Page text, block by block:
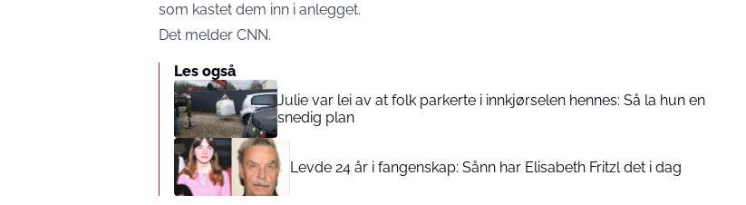
som kastet dem inn i anlegget.
Det melder CNN.
Les også
Julie var lei av at folk parkerte i innkjørselen hennes: Så la hun en
snedig plan
Levde 24 år i fangenskap: Sånn har Elisabeth Fritzl det i dag